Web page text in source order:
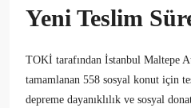
Yeni Teslim
TOKİ tarafından İstanbul Maltepe
tamamlanan 558 sosyal konut için
depreme dayanıklılık ve sosyal